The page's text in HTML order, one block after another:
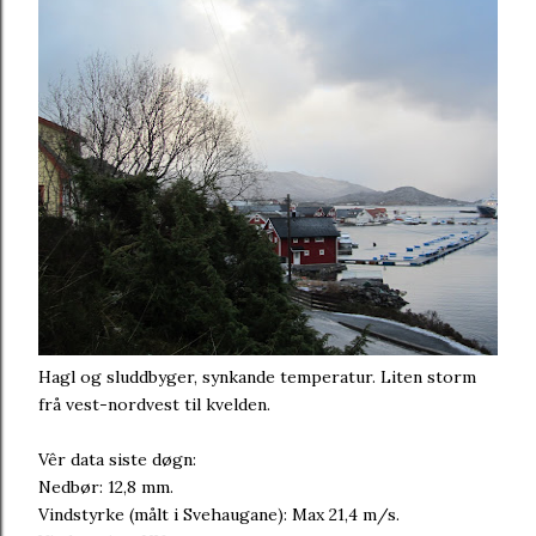
Hagl og sluddbyger, synkande temperatur. Liten storm
frå vest-nordvest til kvelden.
Vêr data siste døgn:
Nedbør: 12,8 mm.
Vindstyrke (målt i Svehaugane): Max 21,4 m/s.